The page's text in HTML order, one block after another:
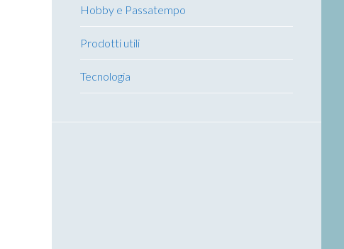
Hobby e Passatempo
Prodotti utili
Tecnologia